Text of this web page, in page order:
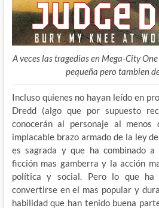
A veces las tragedias en Mega-City
pequeña pero tambien
Incluso quienes no hayan leído en
Dredd (algo que por supuesto
conocerán al personaje al menos
implacable brazo armado de la ley
es sagrada y que ha combinado
ficción mas gamberra y la acción
política y social. Pero lo que ha
convertirse en el mas popular y
habilidad que han tenido buena